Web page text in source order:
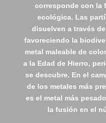
corresponde con la
ecológica. Las
disuelven a través
favoreciendo la
metal maleable de
a la Edad de Hierro,
se descubre. En el
de los metales más
es el metal más
la fusión en el